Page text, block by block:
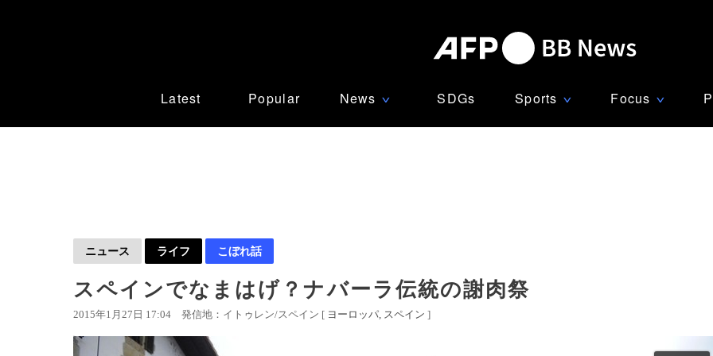
Latest Popular News ∨ SDGs Sports ∨ Focus ∨
ニュース ライフ こぼれ話
スペインでなまはげ？ナバーラ伝統の謝肉祭
2015年1月27日 17:04 発信地：イトゥレン/スペイン [ ヨーロッパ スペイン ]